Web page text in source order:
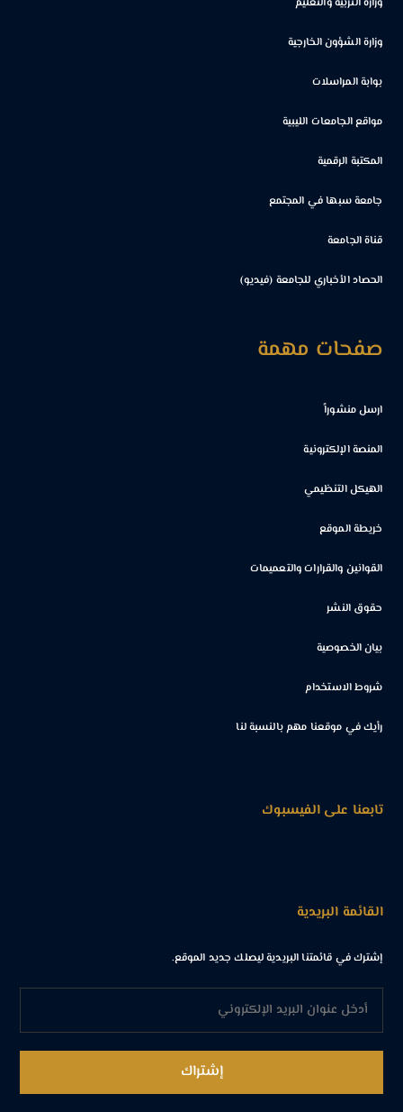
وزارة الشؤون الخارجية
بوابة المراسلات
مواقع الجامعات الليبية
المكتبة الرقمية
جامعة سبها في المجتمع
قناة الجامعة
الحصاد الأخباري للجامعة (فيديو)
صفحات مهمة
ارسل منشوراً
المنصة الإلكترونية
الهيكل التنظيمي
خريطة الموقع
القوانين والقرارات والتعميمات
حقوق النشر
بيان الخصوصية
شروط الاستخدام
رأيك في موقعنا مهم بالنسبة لنا
تابعنا على الفيسبوك
القائمة البريدية
إشترك في قائمتنا البريدية ليصلك جديد الموقع.